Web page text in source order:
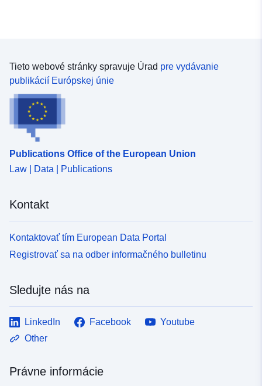
Tieto webové stránky spravuje Úrad pre vydávanie
publikácií Európskej únie
Publications Office of the European Union
Law | Data | Publications
Kontakt
Kontaktovať tím European Data Portal
Registrovať sa na odber informačného bulletinu
Sledujte nás na
LinkedIn Facebook
Youtube
Other
Právne informácie